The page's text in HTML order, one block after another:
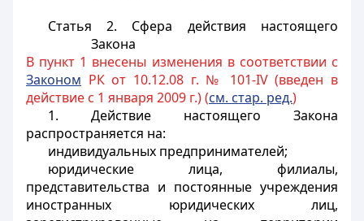
Статья 2. Сфера действия настоящего
Закона
В пункт 1 внесены изменения в соответствии с
Законом РК от 10.12.08 г. № 101-IV (введен в
действие с 1 января 2009 г.) (см. стар. ред.)
1. Действие настоящего Закона
распространяется на:
индивидуальных предпринимателей;
юридические лица, филиалы,
представительства и постоянные учреждения
иностранных юридических лиц,